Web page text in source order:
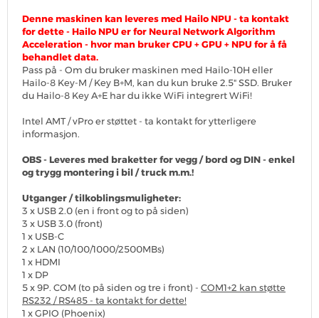
Denne maskinen kan leveres med Hailo NPU - ta kontakt
for dette - Hailo NPU er for Neural Network Algorithm
Acceleration - hvor man bruker CPU + GPU + NPU for å få
behandlet data.
Pass på - Om du bruker maskinen med Hailo-10H eller
Hailo-8 Key-M / Key B+M, kan du kun bruke 2.5" SSD. Bruker
du Hailo-8 Key A+E har du ikke WiFi integrert WiFi!
Intel AMT / vPro er støttet - ta kontakt for ytterligere
informasjon.
OBS - Leveres med braketter for vegg / bord og DIN - enkel
og trygg montering i bil / truck m.m.!
Utganger / tilkoblingsmuligheter:
3 x USB 2.0 (en i front og to på siden)
3 x USB 3.0 (front)
1 x USB-C
2 x LAN (10/100/1000/2500MBs)
1 x HDMI
1 x DP
5 x 9P. COM (to på siden og tre i front) - COM1+2 kan støtte
RS232 / RS485 - ta kontakt for dette!
1 x GPIO (Phoenix)